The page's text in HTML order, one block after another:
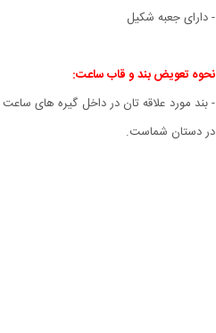
- دارای جعبه شکیل
نحوه تعویض بند و قاب ساعت:
در دستان شماست.